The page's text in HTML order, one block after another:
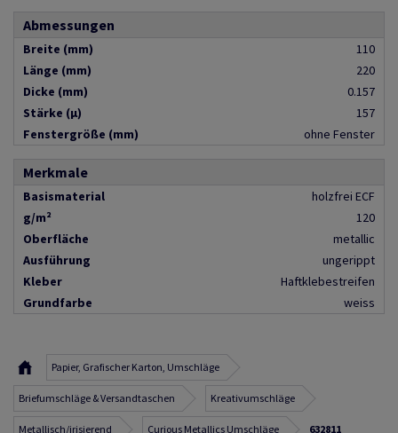
Abmessungen
Breite (mm)
110
Länge (mm)
220
Dicke (mm)
0.157
Stärke (µ)
157
Fenstergröße (mm)
ohne Fenster
Merkmale
Basismaterial
holzfrei ECF
g/m²
120
Oberfläche
metallic
Ausführung
ungerippt
Kleber
Haftklebestreifen
Grundfarbe
weiss
Papier, Grafischer Karton, Umschläge
Briefumschläge & Versandtaschen Kreativumschläge
Metallisch/irisierend Curious Metallics Umschläge 632811